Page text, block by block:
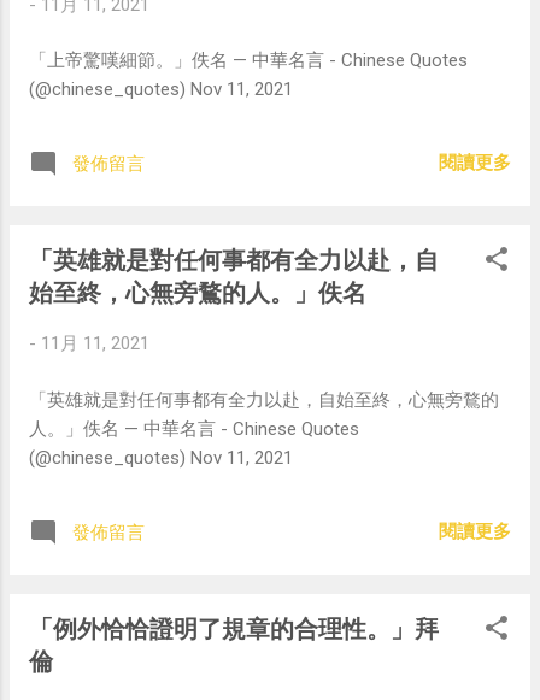
「上帝驚嘆細節。」佚名 — 中華名言 - Chinese Quotes
(@chinese_quotes) Nov 11, 2021
發佈留言 閱讀更多
「英雄就是對任何事都有全力以赴，自
始至終，心無旁鶩的人。」佚名
- 11月 11, 2021
「英雄就是對任何事都有全力以赴，自始至終，心無旁鶩的
人。」佚名 — 中華名言 - Chinese Quotes
(@chinese_quotes) Nov 11, 2021
發佈留言 閱讀更多
「例外恰恰證明了規章的合理性。」拜
倫